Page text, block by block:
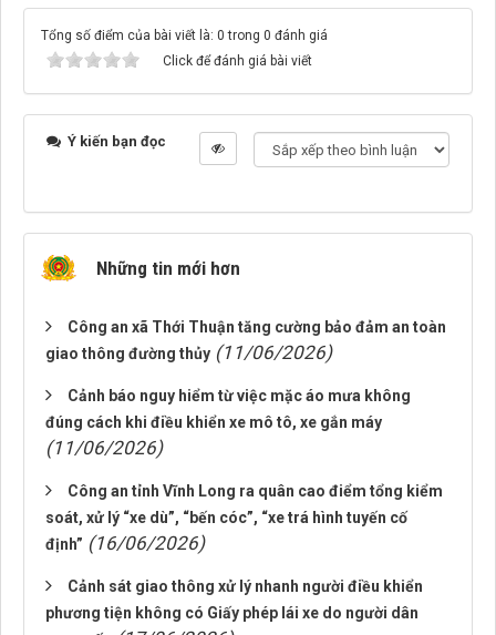
Tổng số điểm của bài viết là: 0 trong 0 đánh giá
Click để đánh giá bài viết
Ý kiến bạn đọc
Những tin mới hơn
Công an xã Thới Thuận tăng cường bảo đảm an toàn
giao thông đường thủy (11/06/2026)
Cảnh báo nguy hiểm từ việc mặc áo mưa không
đúng cách khi điều khiển xe mô tô, xe gắn máy
(11/06/2026)
Công an tỉnh Vĩnh Long ra quân cao điểm tổng kiểm
soát, xử lý “xe dù”, “bến cóc”, “xe trá hình tuyến cố
định” (16/06/2026)
Cảnh sát giao thông xử lý nhanh người điều khiển
phương tiện không có Giấy phép lái xe do người dân